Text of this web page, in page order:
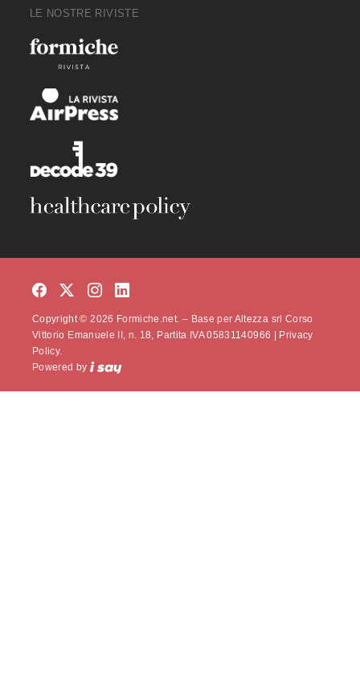
LE NOSTRE RIVISTE
Copyright © 2026 Formiche.net. – Base per Altezza srl Corso
Vittorio Emanuele II, n. 18, Partita IVA 05831140966 |
Privacy
Policy.
Powered by